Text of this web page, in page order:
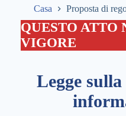
Casa Proposta di
QUESTO ATTO
VIGORE
Legge